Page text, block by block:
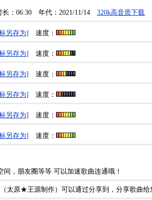
：06:30 年代：2021/11/14 320k高音质下载
另存为] 速度：
另存为] 速度：
另存为] 速度：
另存为] 速度：
另存为] 速度：
另存为] 速度：
，朋友圈等等.可以加速歌曲连通哦！
太原★王源制作）可以通过分享到，分享歌曲给